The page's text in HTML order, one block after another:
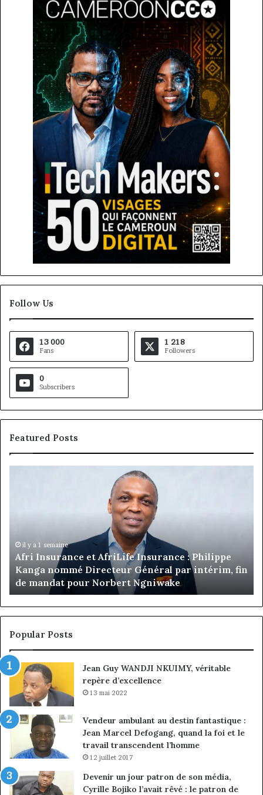
Follow Us
13 000
Fans
1 218
Followers
0
Subscribers
Featured Posts
Philippe
Kanga
nommé
Directeur
Général
par
intérim,
fin
mandat
pour
Norbert
Ngniwake
il y a 1 semaine
Afri Insurance et AfriLife Insurance : Philippe
Kanga nommé Directeur Général par intérim, fin
de mandat pour Norbert Ngniwake
Popular Posts
Jean Guy WANDJI NKUIMY, véritable
repère d’excellence
13 mai 2022
Vendeur ambulant au destin fantastique :
Jean Marcel Defogang, quand la foi et le
travail transcendent l’homme
12 juillet 2017
Devenir un jour patron de son média,
Cyrille Bojiko l’avait rêvé : le patron de